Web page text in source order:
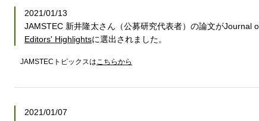
2021/01/13
JAMSTEC 新井隆太さん（公募研究代表者）の論文がJournal
Editors' Highlightsに選出されました。
JAMSTECトピックスはこちらから
2021/01/07